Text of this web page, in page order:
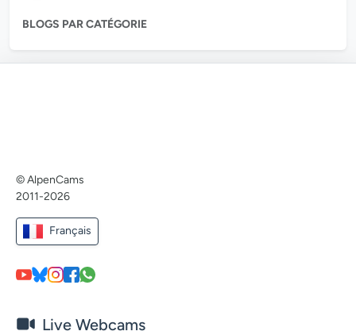
BLOGS PAR CATÉGORIE
© AlpenCams
2011-2026
Français
Live Webcams